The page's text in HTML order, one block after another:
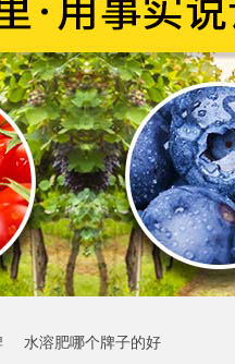
水溶肥哪个牌子的好